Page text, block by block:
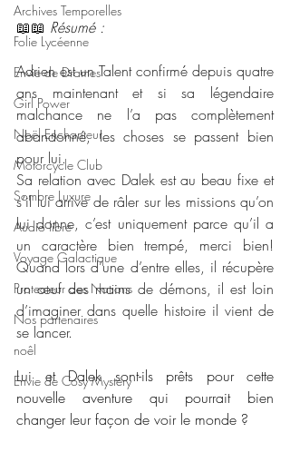
Archives Temporelles
Folie Lycéenne
Envie de Drames
Girl Power
Noël Enchanteur
Motorcycle Club
Sombre Luxure
Audio libre
Voyage Galactique
Protecteur des Nations
Nos partenaires
noêl
Envie de Cosy Mystery
📖📖 Résumé :
Adrien est un Talent confirmé depuis quatre
ans maintenant et si sa légendaire
malchance ne l’a pas complètement
abandonné, les choses se passent bien
pour lui.
Sa relation avec Dalek est au beau fixe et
s’il lui arrive de râler sur les missions qu’on
lui donne, c’est uniquement parce qu’il a
un caractère bien trempé, merci bien!
Quand lors d’une d’entre elles, il récupère
un œuf des mains de démons, il est loin
d’imaginer dans quelle histoire il vient de
se lancer.
Lui et Dalek sont-ils prêts pour cette
nouvelle aventure qui pourrait bien
changer leur façon de voir le monde ?